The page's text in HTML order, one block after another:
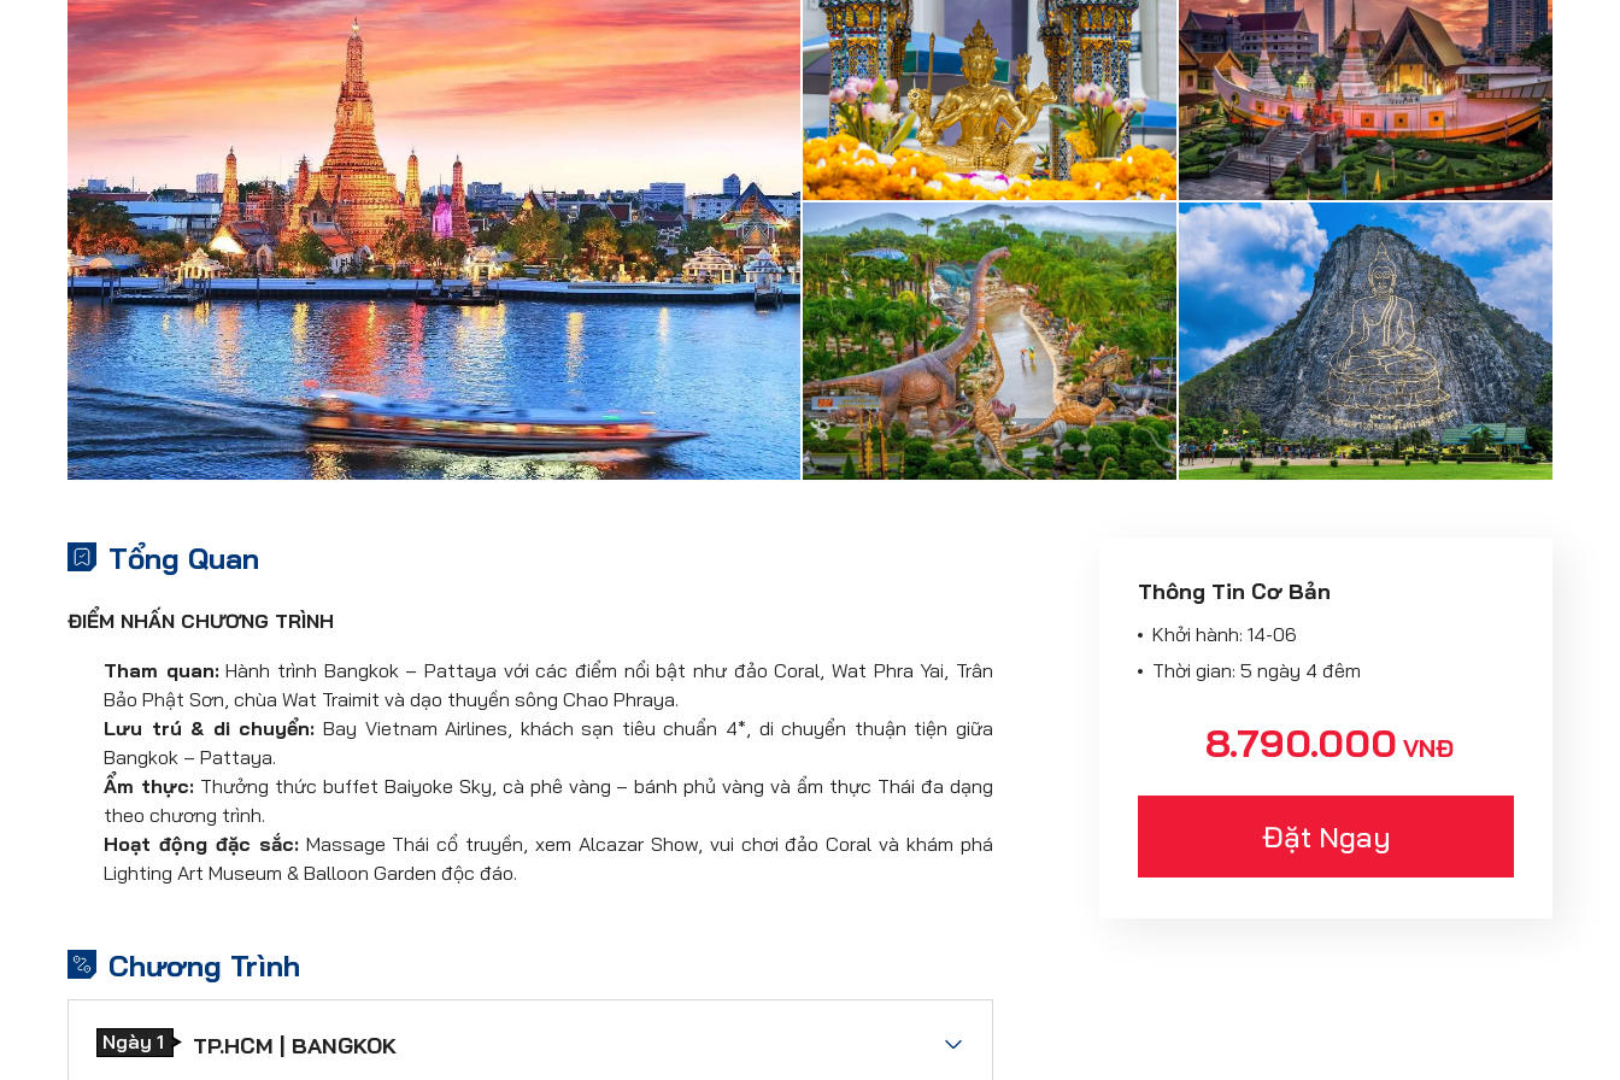
Tổng Quan
ĐIỂM NHẤN CHƯƠNG TRÌNH
Tham quan:Hành trình Bangkok – Pattaya với các điểm nổi bật như đảo Coral, Wat Phra Yai, Trân
Bảo Phật Sơn, chùa Wat Traimit và dạo thuyền sông Chao Phraya.
Lưu trú & di chuyển: Bay Vietnam Airlines, khách sạn tiêu chuẩn 4*, di chuyển thuận tiện giữa
Bangkok – Pattaya.
Ẩm thực:Thưởng thức buffet Baiyoke Sky, cà phê vàng – bánh phủ vàng và ẩm thực Thái đa dạng
theo chương trình.
Hoạt động đặc sắc:Massage Thái cổ truyền, xem Alcazar Show, vui chơi đảo Coral và khám phá
Lighting Art Museum & Balloon Garden độc đáo.
Chương Trình
Ngày 1 TP.HCM | BANGKOK
Thông Tin Cơ Bản
Khởi hành: 14-06
Thời gian: 5 ngày 4 đêm
8.790.000 VNĐ
Đặt Ngay